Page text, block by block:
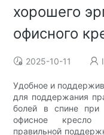
хорошего
офисного
2025-10-11
Удобное и
для поддержания
болей в спине при
офисное кресло
правильной